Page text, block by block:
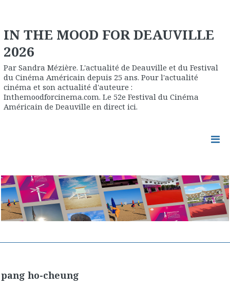
IN THE MOOD FOR DEAUVILLE
2026
Par Sandra Mézière. L'actualité de Deauville et du Festival
du Cinéma Américain depuis 25 ans. Pour l'actualité
cinéma et son actualité d'auteure :
Inthemoodforcinema.com. Le 52e Festival du Cinéma
Américain de Deauville en direct ici.
pang ho-cheung